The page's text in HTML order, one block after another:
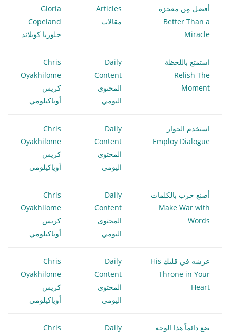
أفضل مِن معجزة
Better Than a
Miracle
Articles
مقالات
Gloria
Copeland
جلوريا كوبلاند
استمتع باللحظة
Relish The
Moment
Daily
Content
المحتوى
اليومي
Chris
Oyakhilome
كريس
أوياكيلومي
استخدم الحوار
Employ Dialogue
Daily
Content
المحتوى
اليومي
Chris
Oyakhilome
كريس
أوياكيلومي
أصنع حرب بالكلمات
Make War with
Words
Daily
Content
المحتوى
اليومي
Chris
Oyakhilome
كريس
أوياكيلومي
عرشه في قلبك His
Throne in Your
Heart
Daily
Content
المحتوى
اليومي
Chris
Oyakhilome
كريس
أوياكيلومي
ضع دائماً هذا الوجه
Daily
Chris